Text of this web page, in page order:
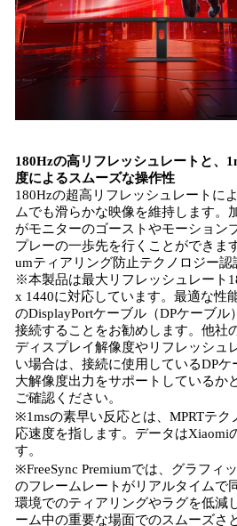
180Hzの高リフレッシュレートと、
度によるスムーズな操作性
180Hzの超高リフレッシュレートに
ムでも滑らかな映像を維持します。
がモニターのゴーストやモーション
プレーの一歩先を行くことができま
umティアリング防止テクノロジー認
※本製品は最大リフレッシュレート
x 1440に対応しています。最適な性
のDisplayPortケーブル（DPケーブル
接続することをお勧めします。他社
ディスプレイ解像度やリフレッシュ
い場合は、接続に使用しているDP
大解像度出力をサポートしているか
ご確認ください。
※1msの素早い反応とは、MPRTテク
応速度を指します。データはXiaomi
す。
※FreeSync Premiumでは、グラフィ
のフレームレートがリアルタイムで
環境でのティアリングやラグを低減
ーム中の重要な場面でのスムーズさ